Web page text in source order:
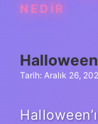
NEDIR
Tarih: Aralık 26,